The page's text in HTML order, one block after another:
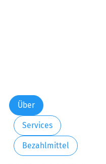
Über
Services
Bezahlmittel